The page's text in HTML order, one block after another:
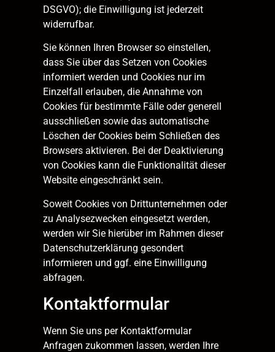
DSGVO); die Einwilligung ist jederzeit
widerrufbar.
Sie können Ihren Browser so einstellen,
dass Sie über das Setzen von Cookies
informiert werden und Cookies nur im
Einzelfall erlauben, die Annahme von
Cookies für bestimmte Fälle oder generell
ausschließen sowie das automatische
Löschen der Cookies beim Schließen des
Browsers aktivieren. Bei der Deaktivierung
von Cookies kann die Funktionalität dieser
Website eingeschränkt sein.
Soweit Cookies von Drittunternehmen oder
zu Analysezwecken eingesetzt werden,
werden wir Sie hierüber im Rahmen dieser
Datenschutzerklärung gesondert
informieren und ggf. eine Einwilligung
abfragen.
Kontaktformular
Wenn Sie uns per Kontaktformular
Anfragen zukommen lassen, werden Ihre